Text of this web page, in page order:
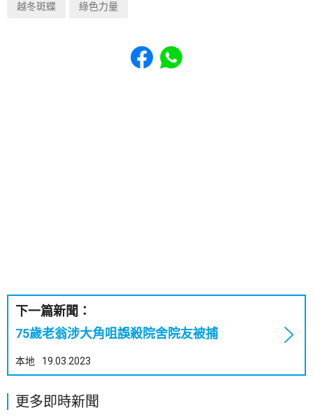
越冬斑蝶 綠色力量
Share to Facebook
Share to WhatsApp
下一篇新聞：
75歲老翁涉大角咀誤殺院舍院友被捕
本地 19.03.2023
更多即時新聞